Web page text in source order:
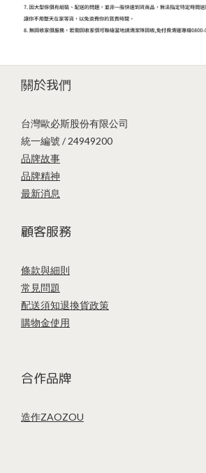
關於我們
台灣歐必斯股份有限公司
統一編號 / 24949200
品牌故事
品牌精神
最新消息
顧客服務
條款與細則
常見問題
配送須知退換貨政策
購物金使用
合作品牌
造作ZAOZOU